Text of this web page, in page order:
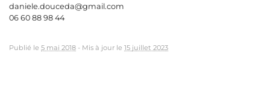
daniele.douceda@gmail.com
06 60 88 98 44
Publié le 5 mai 2018 - Mis à jour le 15 juillet 2023